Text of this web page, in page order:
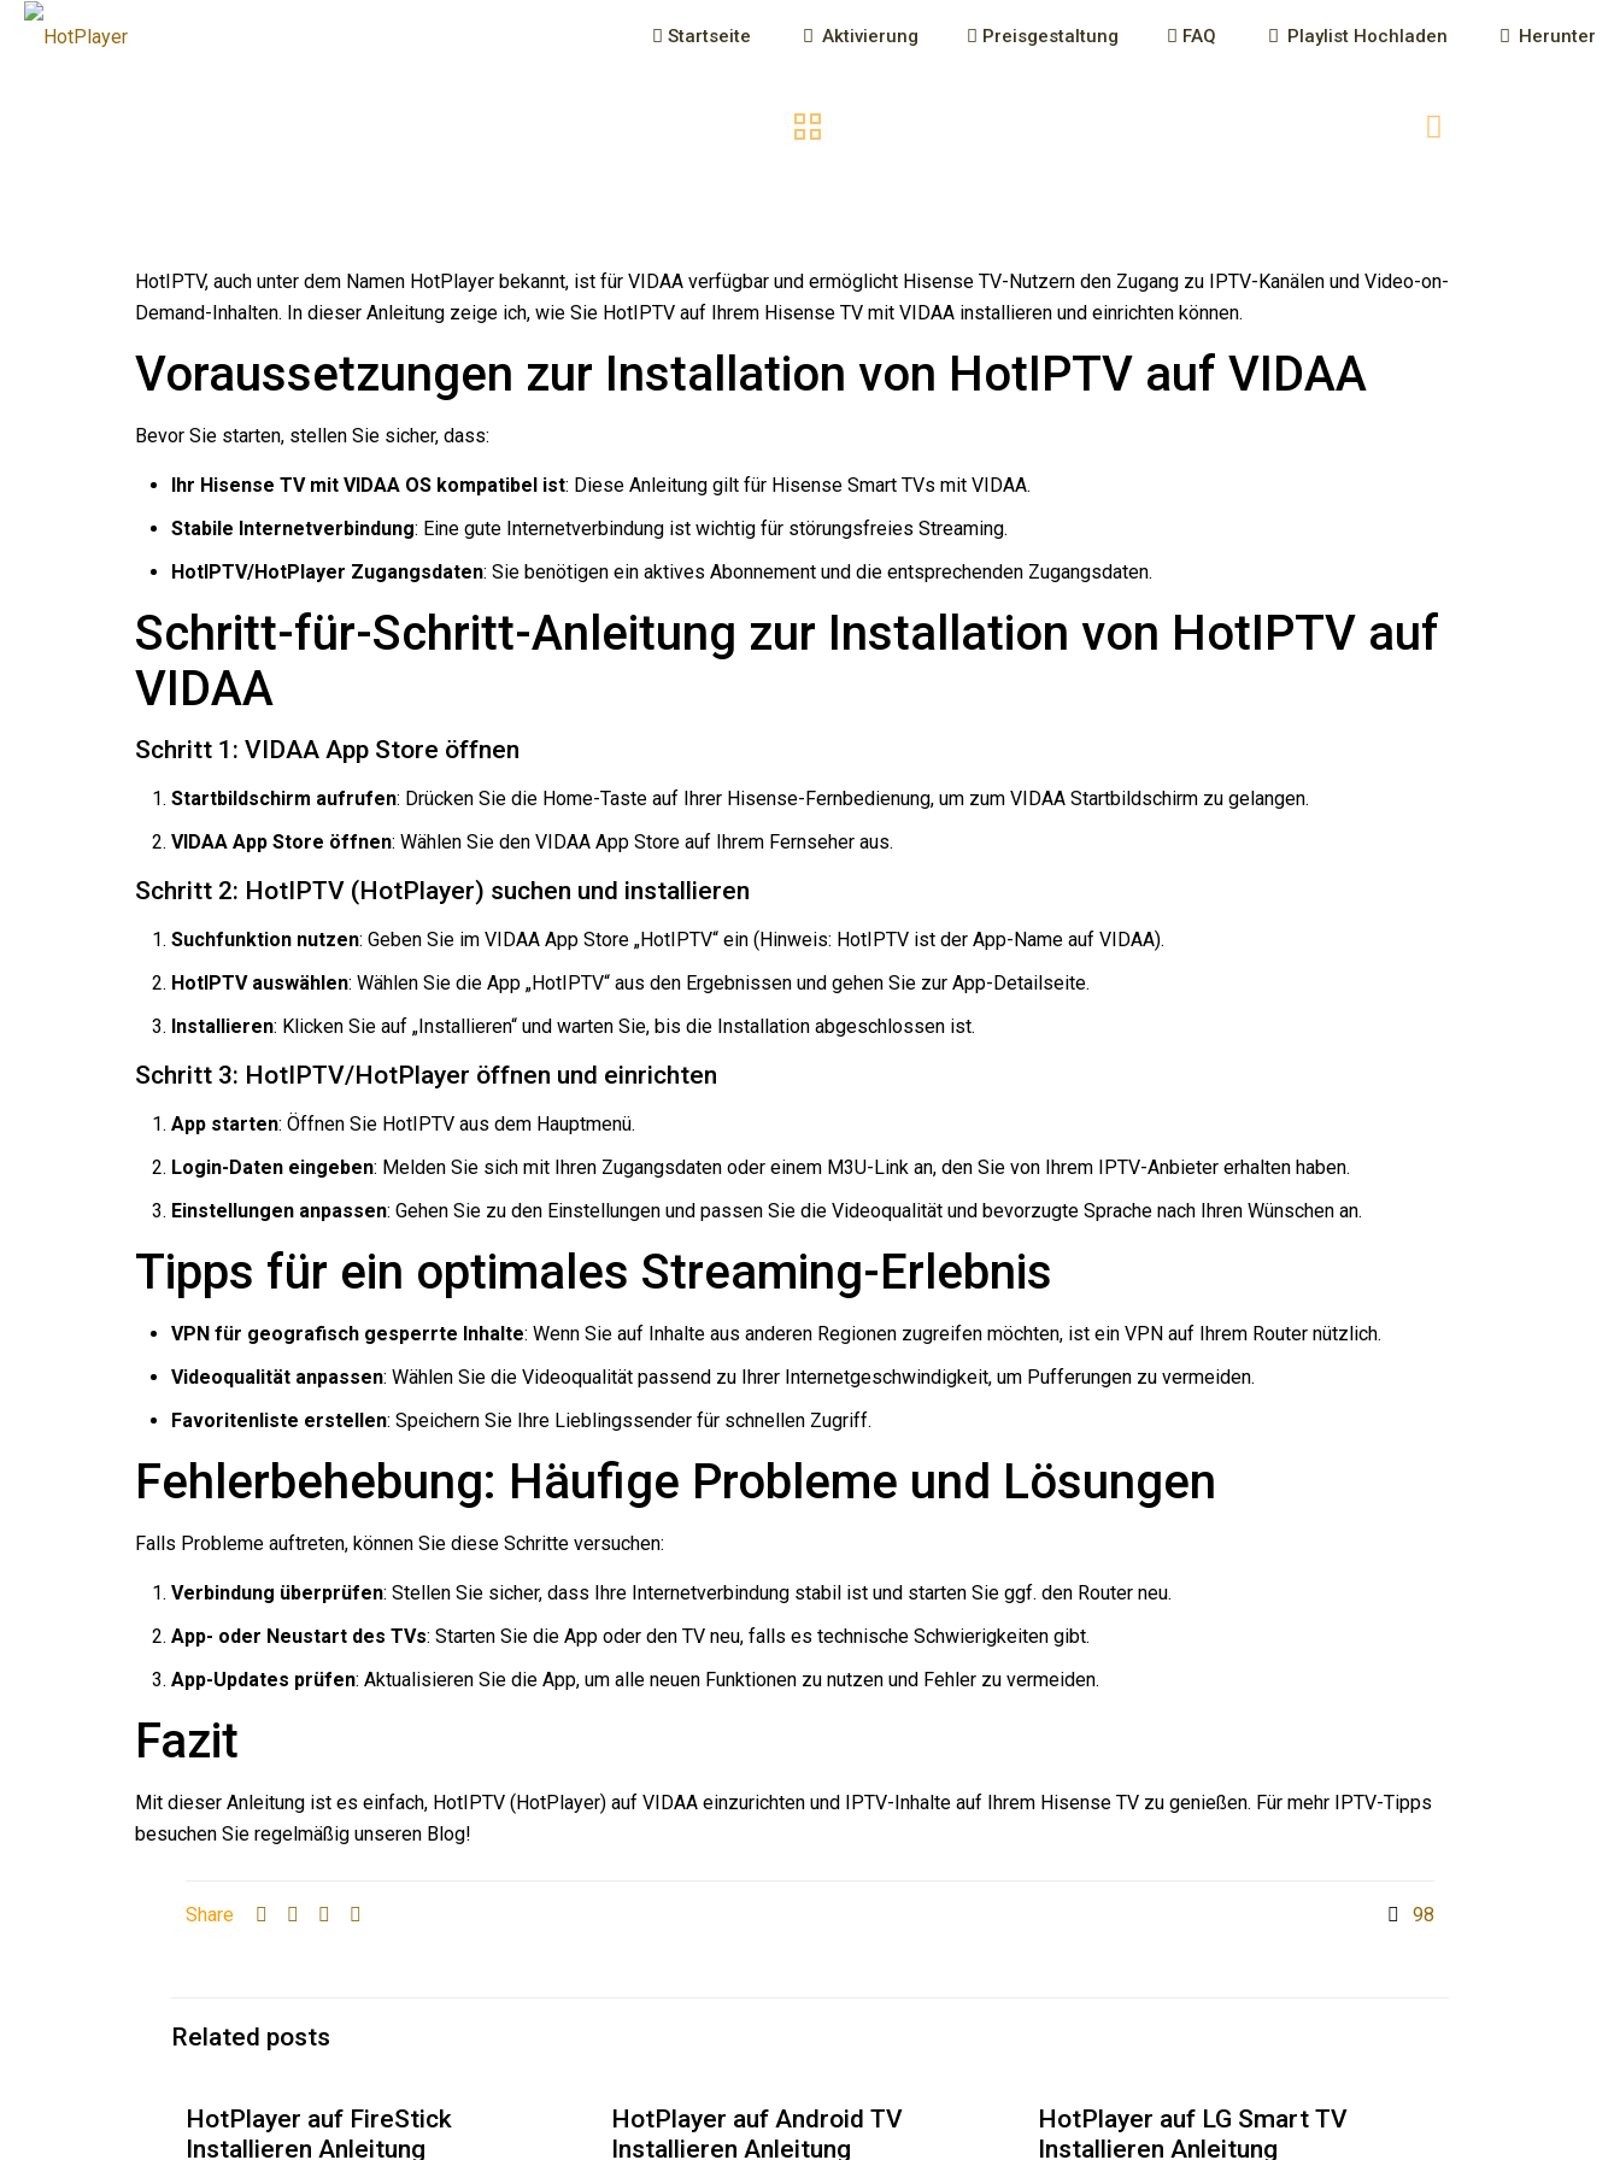
Startseite Aktivierung Preisgestaltung FAQ Playlist Hochladen Herunter
HotIPTV, auch unter dem Namen HotPlayer bekannt, ist für VIDAA verfügbar und ermöglicht Hisense TV-Nutzern den Zugang zu IPTV-Kanälen und Video-on-
Demand-Inhalten. In dieser Anleitung zeige ich, wie Sie HotIPTV auf Ihrem Hisense TV mit VIDAA installieren und einrichten können.
Voraussetzungen zur Installation von HotIPTV auf VIDAA
Bevor Sie starten, stellen Sie sicher, dass:
Ihr Hisense TV mit VIDAA OS kompatibel ist: Diese Anleitung gilt für Hisense Smart TVs mit VIDAA.
Stabile Internetverbindung: Eine gute Internetverbindung ist wichtig für störungsfreies Streaming.
HotIPTV/HotPlayer Zugangsdaten: Sie benötigen ein aktives Abonnement und die entsprechenden Zugangsdaten.
Schritt-für-Schritt-Anleitung zur Installation von HotIPTV auf
VIDAA
Schritt 1: VIDAA App Store öffnen
Startbildschirm aufrufen: Drücken Sie die Home-Taste auf Ihrer Hisense-Fernbedienung, um zum VIDAA Startbildschirm zu gelangen.
VIDAA App Store öffnen: Wählen Sie den VIDAA App Store auf Ihrem Fernseher aus.
Schritt 2: HotIPTV (HotPlayer) suchen und installieren
Suchfunktion nutzen: Geben Sie im VIDAA App Store „HotIPTV“ ein (Hinweis: HotIPTV ist der App-Name auf VIDAA).
HotIPTV auswählen: Wählen Sie die App „HotIPTV“ aus den Ergebnissen und gehen Sie zur App-Detailseite.
Installieren: Klicken Sie auf „Installieren“ und warten Sie, bis die Installation abgeschlossen ist.
Schritt 3: HotIPTV/HotPlayer öffnen und einrichten
App starten: Öffnen Sie HotIPTV aus dem Hauptmenü.
Login-Daten eingeben: Melden Sie sich mit Ihren Zugangsdaten oder einem M3U-Link an, den Sie von Ihrem IPTV-Anbieter erhalten haben.
Einstellungen anpassen: Gehen Sie zu den Einstellungen und passen Sie die Videoqualität und bevorzugte Sprache nach Ihren Wünschen an.
Tipps für ein optimales Streaming-Erlebnis
VPN für geografisch gesperrte Inhalte: Wenn Sie auf Inhalte aus anderen Regionen zugreifen möchten, ist ein VPN auf Ihrem Router nützlich.
Videoqualität anpassen: Wählen Sie die Videoqualität passend zu Ihrer Internetgeschwindigkeit, um Pufferungen zu vermeiden.
Favoritenliste erstellen: Speichern Sie Ihre Lieblingssender für schnellen Zugriff.
Fehlerbehebung: Häufige Probleme und Lösungen
Falls Probleme auftreten, können Sie diese Schritte versuchen:
Verbindung überprüfen: Stellen Sie sicher, dass Ihre Internetverbindung stabil ist und starten Sie ggf. den Router neu.
App- oder Neustart des TVs: Starten Sie die App oder den TV neu, falls es technische Schwierigkeiten gibt.
App-Updates prüfen: Aktualisieren Sie die App, um alle neuen Funktionen zu nutzen und Fehler zu vermeiden.
Fazit
Mit dieser Anleitung ist es einfach, HotIPTV (HotPlayer) auf VIDAA einzurichten und IPTV-Inhalte auf Ihrem Hisense TV zu genießen. Für mehr IPTV-Tipps
besuchen Sie regelmäßig unseren Blog!
Share 98
Related posts
HotPlayer auf FireStick
Installieren Anleitung
HotPlayer auf Android TV
Installieren Anleitung
HotPlayer auf LG Smart TV
Installieren Anleitung